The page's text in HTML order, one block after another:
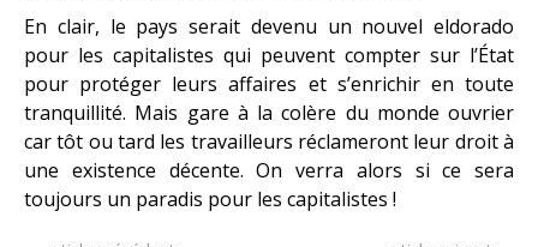
En clair, le pays serait devenu un nouvel eldorado
pour les capitalistes qui peuvent compter sur l’État
pour protéger leurs affaires et s’enrichir en toute
tranquillité. Mais gare à la colère du monde ouvrier
car tôt ou tard les travailleurs réclameront leur droit à
une existence décente. On verra alors si ce sera
toujours un paradis pour les capitalistes !